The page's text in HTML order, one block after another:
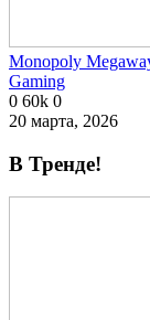
Monopoly
Gaming
0 60k 0
20 марта, 2026
В Тренде!